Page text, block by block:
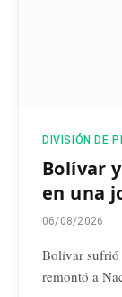
DIVISIÓN DE
Bolívar
en una
06/08/2026
Bolívar sufrió
remontó a